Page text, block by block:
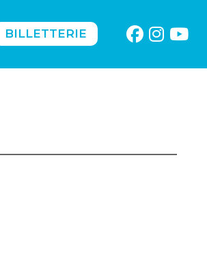
BILLETTERIE